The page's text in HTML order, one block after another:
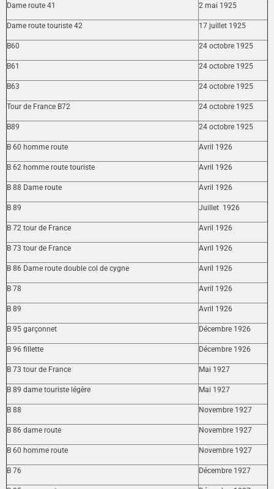
Dame route 41 2 mai 1925
Dame route touriste 42 17 juillet 1925
B60 24 octobre 1925
B61 24 octobre 1925
B63 24 octobre 1925
Tour de France B72 24 octobre 1925
B89 24 octobre 1925
B 60 homme route Avril 1926
B 62 homme route touriste Avril 1926
B 88 Dame route Avril 1926
B 89 Juillet 1926
B 72 tour de France Avril 1926
B 73 tour de France Avril 1926
B 86 Dame route double col de cygne Avril 1926
B 78 Avril 1926
B 89 Avril 1926
B 95 garçonnet Décembre 1926
B 96 fillette Décembre 1926
B 73 tour de France Mai 1927
B 89 dame touriste légère Mai 1927
B 88 Novembre 1927
B 86 dame route Novembre 1927
B 60 homme route Novembre 1927
B 76 Décembre 1927